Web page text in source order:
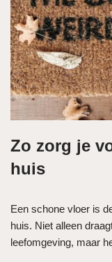
Zo zorg je
huis
Een schone vloer is
huis. Niet alleen
leefomgeving, maar